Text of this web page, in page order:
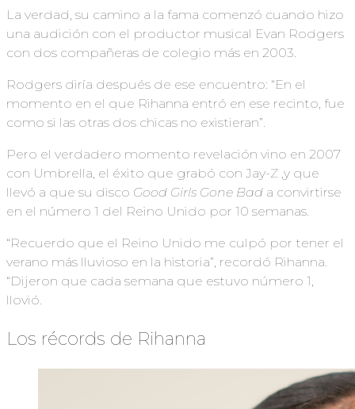
La verdad, su camino a la fama comenzó cuando hizo
una audición con el productor musical Evan Rodgers
con dos compañeras de colegio más en 2003.
Rodgers diría después de ese encuentro: “En el
momento en el que Rihanna entró en ese recinto, fue
como si las otras dos chicas no existieran”.
Pero el verdadero momento revelación vino en 2007
con Umbrella, el éxito que grabó con Jay-Z ,y que
llevó a que su disco Good Girls Gone Bad a convirtirse
en el número 1 del Reino Unido por 10 semanas.
“Recuerdo que el Reino Unido me culpó por tener el
verano más lluvioso en la historia”, recordó Rihanna.
“Dijeron que cada semana que estuvo número 1,
llovió.
Los récords de Rihanna